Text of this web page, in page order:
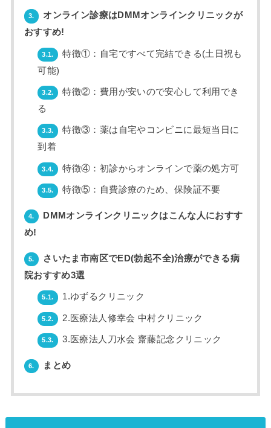
3.
オンライン診療はDMMオンラインクリニックが
おすすめ!
3.1.
特徴①：自宅ですべて完結できる(土日祝も
可能)
3.2.
特徴②：費用が安いので安心して利用でき
る
3.3.
特徴③：薬は自宅やコンビニに最短当日に
到着
3.4. 特徴④：初診からオンラインで薬の処方可
3.5. 特徴⑤：自費診療のため、保険証不要
4.
DMMオンラインクリニックはこんな人におすす
め!
5.
さいたま市南区でED(勃起不全)治療ができる病
院おすすめ3選
5.1. 1.ゆずるクリニック
5.2. 2.医療法人修幸会 中村クリニック
5.3. 3.医療法人刀水会 齋藤記念クリニック
6. まとめ